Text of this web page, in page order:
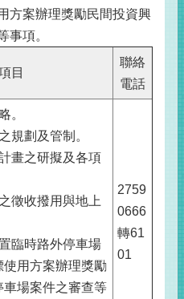
方案辦理獎勵民間投資興
事項。
目
聯絡
電話
。
規劃及管制。
畫之研擬及各項
徵收撥用與地上
臨時路外停車場
使用方案辦理獎勵
車場案件之審查等
2759
0666
轉61
01